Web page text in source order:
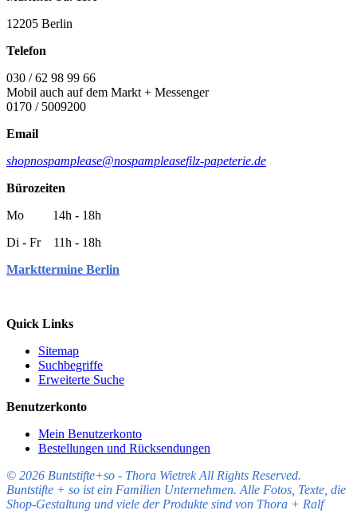
12205 Berlin
Telefon
030 / 62 98 99 66
Mobil auch auf dem Markt + Messenger
0170 / 5009200
Email
shopnospamplease@nospampleasefilz-papeterie.de
Bürozeiten
Mo 14h - 18h
Di - Fr 11h - 18h
Markttermine Berlin
Quick Links
Sitemap
Suchbegriffe
Erweiterte Suche
Benutzerkonto
Mein Benutzerkonto
Bestellungen und Rücksendungen
© 2026 Buntstifte+so - Thora Wietrek All Rights Reserved.
Buntstifte + so ist ein Familien Unternehmen. Alle Fotos, Texte, die
Shop-Gestaltung und viele der Produkte sind von Thora + Ralf